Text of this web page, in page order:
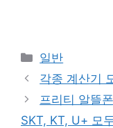
카
테
고
리
일반
각종 계산기
프리티 알뜰
SKT, KT, U+ 모